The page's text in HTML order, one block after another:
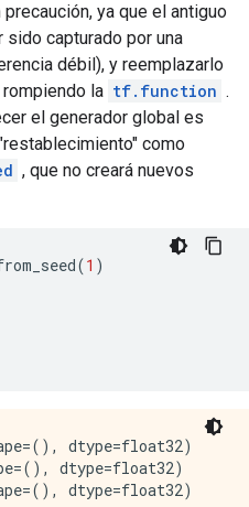
ya que el antiguo
sido capturado por una
débil), y reemplazarlo
la tf.function .
el generador global es
como
, que no creará nuevos
(1 )
dtype=float32)
dtype=float32)